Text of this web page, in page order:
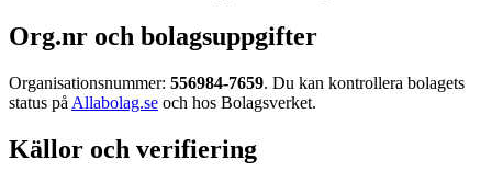
Org.nr och bolagsuppgifter
Organisationsnummer: 556984-7659. Du kan kontrollera bolagets
status på Allabolag.se och hos Bolagsverket.
Källor och verifiering